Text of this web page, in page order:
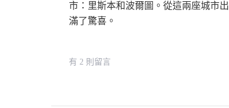
市：里斯本和波爾圖。從這兩座城市
滿了驚喜。
在
有 2 則留言